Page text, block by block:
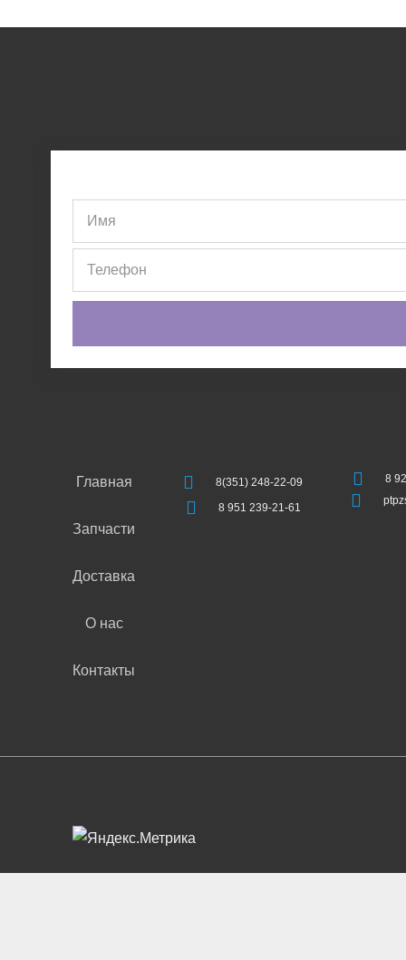
Главная
Запчасти
Доставка
О нас
Контакты
8(351) 248-22-09
8 951 239-21-61
8